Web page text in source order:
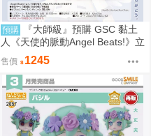
預購
『大師級』預購 GSC 黏土
人《天使的脈動Angel Beats!》立
華奏 再販
售價 1245